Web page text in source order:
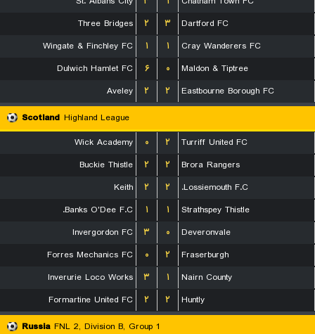
Three Bridges
۲ ۳
Dartford FC
Wingate & Finchley FC
۱ ۱
Cray Wanderers FC
Dulwich Hamlet FC
۶ ۰
Maldon & Tiptree
Aveley
۲ ۲
Eastbourne Borough FC
Scotland Highland League
Wick Academy
۰ ۲
Turriff United FC
Buckie Thistle
۲ ۲
Brora Rangers
Keith
۲ ۲
Lossiemouth F.C.
Banks O'Dee F.C.
۱ ۱
Strathspey Thistle
Invergordon FC
۳ ۰
Deveronvale
Forres Mechanics FC
۰ ۲
Fraserburgh
Inverurie Loco Works
۳ ۱
Nairn County
Formartine United FC
۲ ۲
Huntly
Russia FNL 2, Division B, Group 1